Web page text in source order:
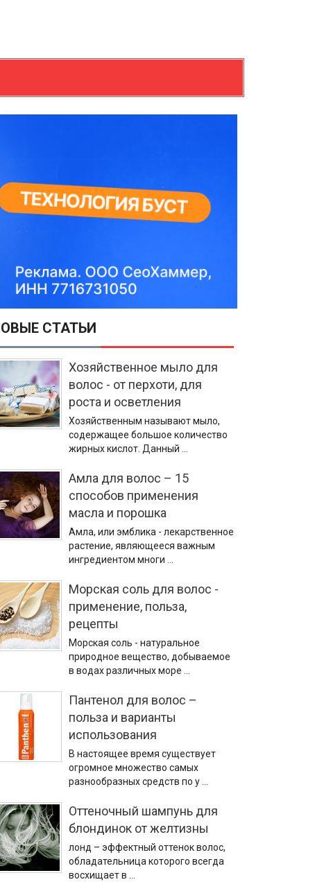
СТАТЬИ
Хозяйственное мыло для
волос - от перхоти, для
роста и осветления
Хозяйственным называют мыло,
содержащее большое количество
жирных кислот. Данный …
Амла для волос – 15
способов применения
масла и порошка
Амла, или эмблика - лекарственное
растение, являющееся важным
ингредиентом многи …
Морская соль для волос -
применение, польза,
рецепты
Морская соль - натуральное
природное вещество, добываемое
в водах различных море …
Пантенол для волос –
польза и варианты
использования
В настоящее время существует
огромное множество самых
разнообразных средств по у …
Оттеночный шампунь для
блондинок от желтизны
лонд – эффектный оттенок волос,
обладательница которого всегда
восхищает в …